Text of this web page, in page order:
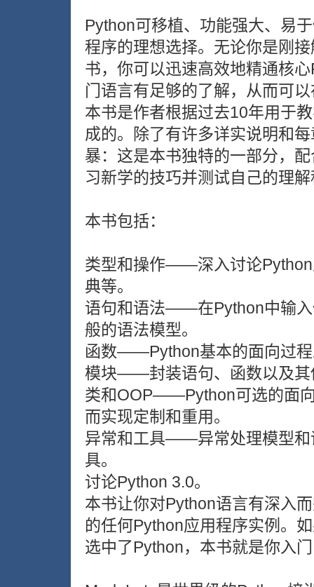
Python可移植、功能强大、易
程序的理想选择。无论你是刚
书，你可以迅速高效地精通核
门语言有足够的了解，从而可
本书是作者根据过去10年用于
成的。除了有许多详实说明和
暴：这是本书独特的一部分，
习新学的技巧并测试自己的理
本书包括：
类型和操作——深入讨论Python
典等。
语句和语法——在Python中输入
般的语法模型。
函数——Python基本的面向过
模块——封装语句、函数以及其
类和OOP——Python可选的面
而实现定制和重用。
异常和工具——异常处理模型和
具。
讨论Python 3.0。
本书让你对Python语言有深入
的任何Python应用程序实例。
选中了Python，本书就是你入